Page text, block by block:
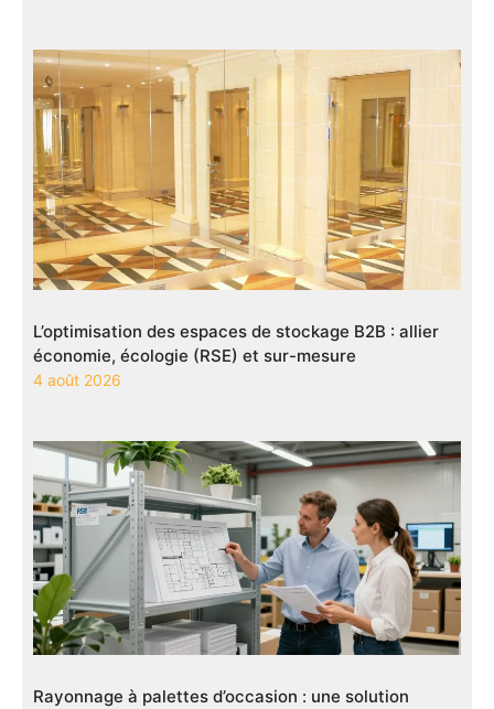
L’optimisation des espaces de stockage B2B : allier
économie, écologie (RSE) et sur-mesure
4 août 2026
Rayonnage à palettes d’occasion : une solution